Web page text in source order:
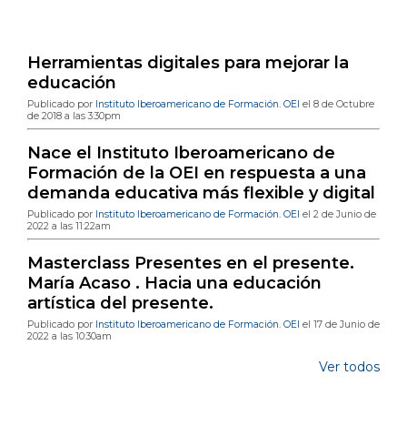
Herramientas digitales para mejorar la
educación
Publicado por Instituto Iberoamericano de Formación. OEI el 8 de Octubre
de 2018 a las 3:30pm
Nace el Instituto Iberoamericano de
Formación de la OEI en respuesta a una
demanda educativa más flexible y digital
Publicado por Instituto Iberoamericano de Formación. OEI el 2 de Junio de
2022 a las 11:22am
Masterclass Presentes en el presente.
María Acaso . Hacia una educación
artística del presente.
Publicado por Instituto Iberoamericano de Formación. OEI el 17 de Junio de
2022 a las 10:30am
Ver todos